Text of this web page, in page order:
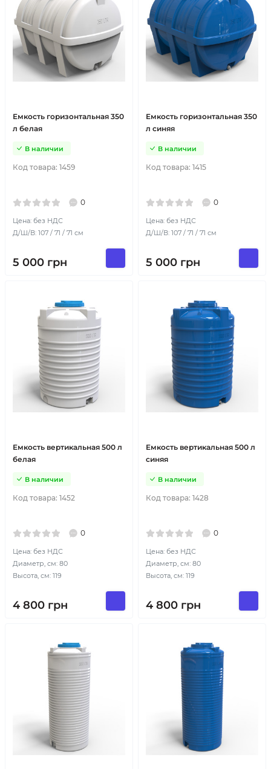
Емкость горизонтальная 350
л белая
Код товара: 1459
В наличии
0
Цена: без НДС
Д/Ш/В: 107 / 71 / 71 см
5 000 грн
Емкость горизонтальная 350
л синяя
Код товара: 1415
В наличии
0
Цена: без НДС
Д/Ш/В: 107 / 71 / 71 см
5 000 грн
Емкость вертикальная 500 л
белая
Код товара: 1452
В наличии
0
Цена: без НДС
Диаметр, см: 80
Высота, см: 119
4 800 грн
Емкость вертикальная 500 л
синяя
Код товара: 1428
В наличии
0
Цена: без НДС
Диаметр, см: 80
Высота, см: 119
4 800 грн